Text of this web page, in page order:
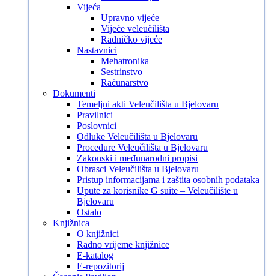
Vijeća
Upravno vijeće
Vijeće veleučilišta
Radničko vijeće
Nastavnici
Mehatronika
Sestrinstvo
Računarstvo
Dokumenti
Temeljni akti Veleučilišta u Bjelovaru
Pravilnici
Poslovnici
Odluke Veleučilišta u Bjelovaru
Procedure Veleučilišta u Bjelovaru
Zakonski i međunarodni propisi
Obrasci Veleučilišta u Bjelovaru
Pristup informacijama i zaštita osobnih podataka
Upute za korisnike G suite – Veleučilište u
Bjelovaru
Ostalo
Knjižnica
O knjižnici
Radno vrijeme knjižnice
E-katalog
E-repozitorij